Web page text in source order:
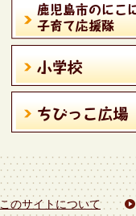
このサイトについて